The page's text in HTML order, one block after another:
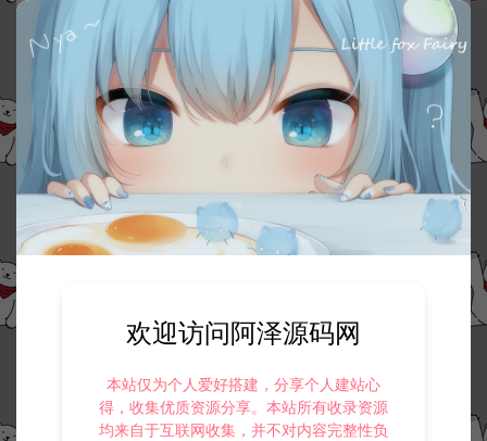
资源下载
此资源下载价格为 30 星钻，请先 登录
收藏 (0) 打赏 点赞 (0)
本站资源售价只是赞助，收取费用仅维持本站的日常运营所需。
若您需要商业运营或用于其他商业活动，请您购买正版授权并合法
使用。
欢迎访问阿泽源码网
本站仅为个人爱好搭建，分享个人建站心
得，收集优质资源分享。本站所有收录资源
均来自于互联网收集，并不对内容完整性负